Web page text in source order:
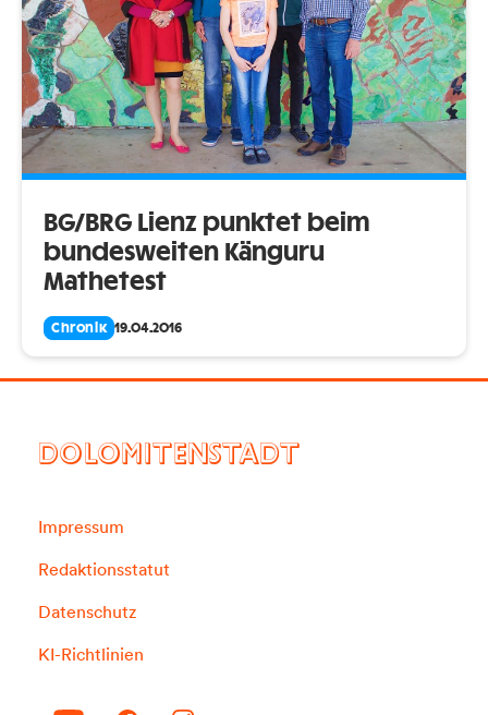
BG/BRG Lienz punktet beim
bundesweiten Känguru
Mathetest
Chronik 19.04.2016
DOLOMITENSTADT
Impressum
Redaktionsstatut
Datenschutz
KI-Richtlinien